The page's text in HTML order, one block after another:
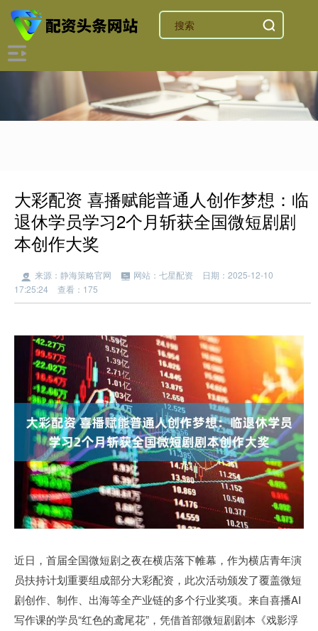
大彩配资 喜播赋能普通人创作梦想：临
退休学员学习2个月斩获全国微短剧剧
本创作大奖
来源：静海策略官网 网站：七星配资
日期：2025-12-10
17:25:24
查看：175
近日，首届全国微短剧之夜在横店落下帷幕，作为横店青年演
员扶持计划重要组成部分大彩配资，此次活动颁发了覆盖微短
剧创作、制作、出海等全产业链的多个行业奖项。来自喜播AI
写作课的学员“红色的鸢尾花”，凭借首部微短剧剧本《戏影浮